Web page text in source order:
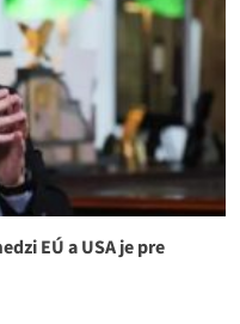
EÚ a USA je pre